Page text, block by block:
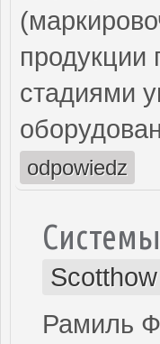
продукции
стадиями
odpowiedz
Рамиль